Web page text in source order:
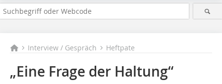
Interview / Gespräch Heftpate
„Eine Frage der Haltung“